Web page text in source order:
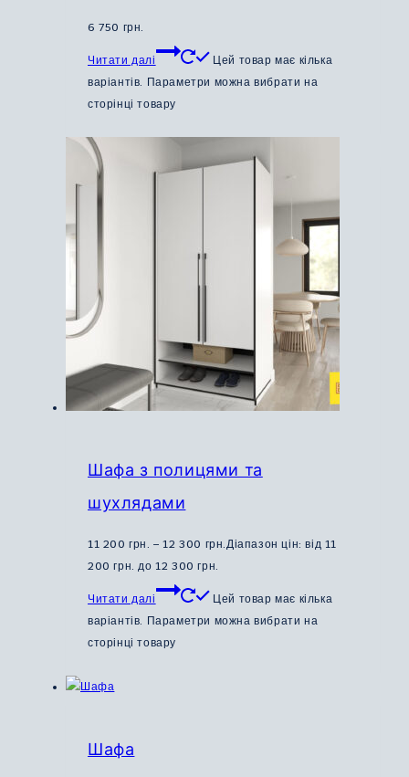
6 750 грн.
Читати далі
Цей товар має кілька
варіантів. Параметри можна вибрати на
сторінці товару
Шафа з полицями та
шухлядами
11 200 грн. – 12 300 грн.Діапазон цін: від 11
200 грн. до 12 300 грн.
Читати далі
Цей товар має кілька
варіантів. Параметри можна вибрати на
сторінці товару
Шафа